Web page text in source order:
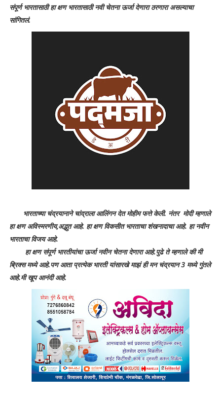
संपूर्ण भारतासाठी हा क्षण भारतासाठी नवी चेतना ऊर्जा देणारा ठरणारा असल्याचा
सांगितलं.
भारताच्या चंद्रयानाने चांद्राला आलिंगन देत मोहीम फत्ते केली. नंतर मोदी म्हणाले
हा क्षण अविस्मरणीय,अद्भुत आहे. हा क्षण विकसीत भारताचा शंखनादाचा आहे. हा नवीन
भारताचा विजय आहे.
हा क्षण संपूर्ण भारतीयांचा ऊर्जा नवीन चेतना देणारा आहे.पुढे ते म्हणाले की मी
ब्रिक्स मध्ये आहे.पण आता प्रत्येक भारती यांसारखे माझं ही मन चंद्रयान 3 मध्ये गुंतले
आहे.मी खूप आनंदी आहे.